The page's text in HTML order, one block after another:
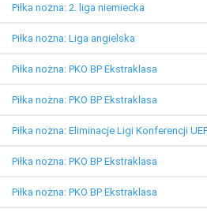
Piłka nożna: 2. liga niemiecka
Piłka nożna: Liga angielska
Piłka nożna: PKO BP Ekstraklasa
Piłka nożna: PKO BP Ekstraklasa
Piłka nożna: Eliminacje Ligi Konferencji
Piłka nożna: PKO BP Ekstraklasa
Piłka nożna: PKO BP Ekstraklasa